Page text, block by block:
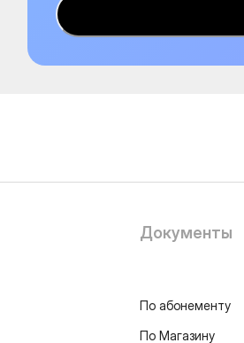
Документы
По абонементу
По Магазину